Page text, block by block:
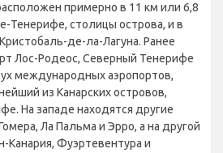
примерно в 11 км или 6,8
Тенерифе, столицы острова, и в
де-ла-Лагуна. Ранее
Лос-Родеос, Северный Тенерифе
международных аэропортов,
из Канарских островов,
На западе находятся другие
Ла Пальма и Эрро, а на другой
Канария, Фуэртевентура и